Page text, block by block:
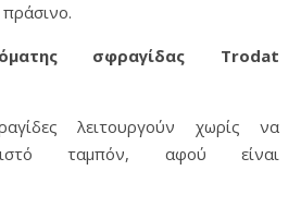
σφραγίδας Trodat
λειτουργούν χωρίς να
ταμπόν, αφού είναι